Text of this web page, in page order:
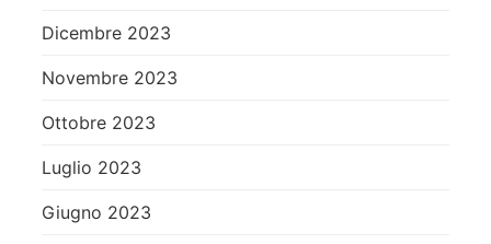
Dicembre 2023
Novembre 2023
Ottobre 2023
Luglio 2023
Giugno 2023